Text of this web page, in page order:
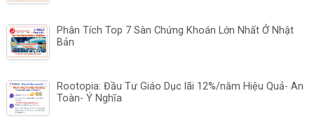
Phân Tích Top 7 Sàn Chứng Khoán Lớn Nhất Ở Nhật
Bản
Rootopia: Đầu Tư Giáo Dục lãi 12%/năm Hiệu Quả- An
Toàn- Ý Nghĩa